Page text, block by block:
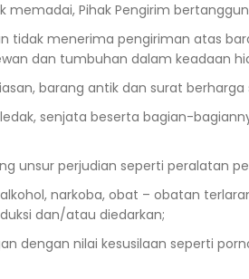
memadai, Pihak Pengirim
tidak menerima pengiriman atas
dan tumbuhan dalam keadaan
barang antik dan surat berharga
senjata beserta bagian-
unsur perjudian seperti peralatan
narkoba, obat – obatan
dan/atau diedarkan;
dengan nilai kesusilaan seperti